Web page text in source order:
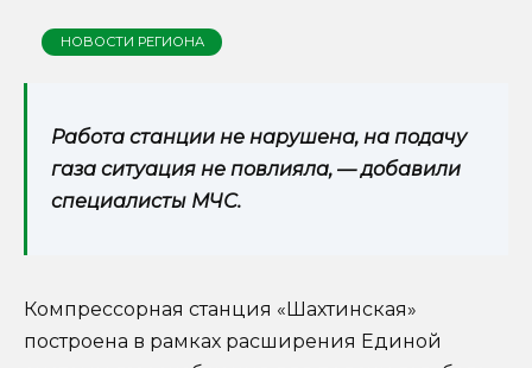
НОВОСТИ РЕГИОНА
Работа станции не нарушена, на подачу
газа ситуация не повлияла, — добавили
специалисты МЧС.
Компрессорная станция «Шахтинская»
построена в рамках расширения Единой